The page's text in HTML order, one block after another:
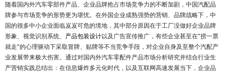
随着国内外汽车零部件产品、企业品牌抢占市场竞争力的不断加剧，中国汽配品
牌参与市场竞争的形势更为堪忧。在外国企业成熟强势的营销、品牌战略下，中
国的很多中小企业面临岌岌可危的境地，其中部分原因在于工厂没做好企业品牌
形象、视觉识别系统、 产品包装设计以及广告宣传推广，有些企业甚至在“捞一票
就走”的心理驱动下采取冒牌、贴牌等不当竞争手段，对企业自身及至整个汽配产
业发展带来极大伤害。通过对国内外汽车零配件产品市场分析研究并结合行业生
产营销实践总结出：在信息爆炸多元化时代，以及互联网高速发展当下，企业品